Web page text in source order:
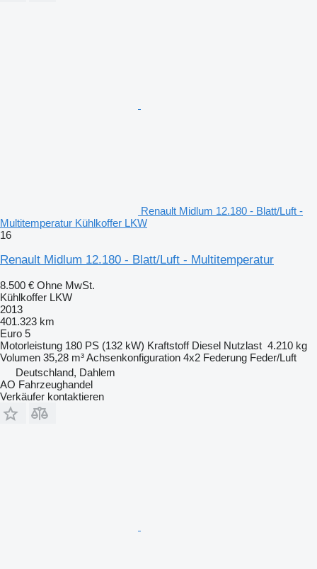
Renault Midlum 12.180 - Blatt/Luft -
Multitemperatur Kühlkoffer LKW
16
Renault Midlum 12.180 - Blatt/Luft - Multitemperatur
8.500 € Ohne MwSt.
Kühlkoffer LKW
2013
401.323 km
Euro 5
Motorleistung 180 PS (132 kW) Kraftstoff Diesel Nutzlast 4.210 kg
Volumen 35,28 m³Achsenkonfiguration 4x2 Federung Feder/Luft
Deutschland, Dahlem
AO Fahrzeughandel
Verkäufer kontaktieren